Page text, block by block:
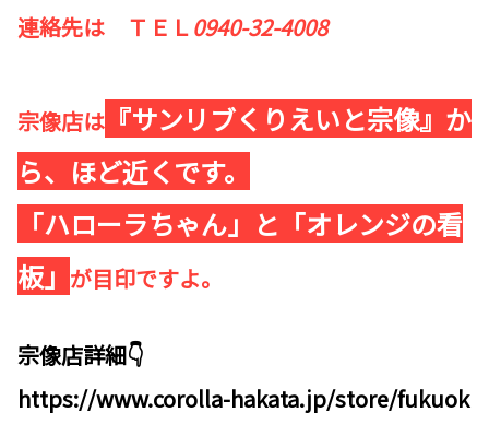
連絡先は ＴＥＬ0940-32-4008
宗像店は 『サンリブくりえいと宗像』か
ら、ほど近くです。
「ハローラちゃん」と「オレンジの看
板」 が目印ですよ。
宗像店詳細👇
https://www.corolla-hakata.jp/store/fukuok